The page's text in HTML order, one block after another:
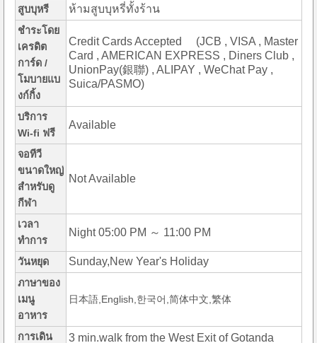
สูบบุหรี ห้ามสูบบุหรี่ทั้งร้าน
ชำระโดย
เครดิต
การ์ด /
โมบายแบ
งก์กิ้ง
Credit Cards Accepted (JCB , VISA , Master
Card , AMERICAN EXPRESS , Diners Club ,
UnionPay(銀聯) , ALIPAY , WeChat Pay ,
Suica/PASMO)
บริการ
Wi-fi ฟรี
Available
จอทีวี
ขนาดใหญ่
สำหรับดู
กีฬา
Not Available
เวลา
ทำการ
Night 05:00 PM ～ 11:00 PM
วันหยุด Sunday,New Year's Holiday
ภาษาของ
เมนู
อาหาร
日本語,English,한국어,简体中文,繁体
การเดิน
3 min.walk from the West Exit of Gotanda